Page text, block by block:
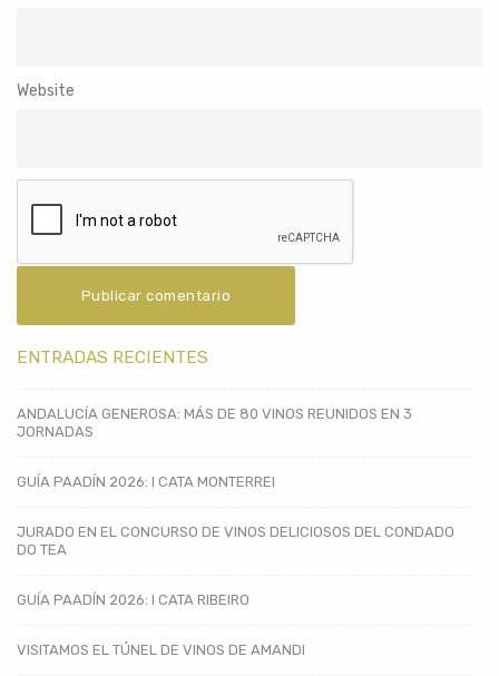
Website
ENTRADAS RECIENTES
ANDALUCÍA GENEROSA: MÁS DE 80 VINOS REUNIDOS EN 3
JORNADAS
GUÍA PAADÍN 2026: I CATA MONTERREI
JURADO EN EL CONCURSO DE VINOS DELICIOSOS DEL CONDADO
DO TEA
GUÍA PAADÍN 2026: I CATA RIBEIRO
VISITAMOS EL TÚNEL DE VINOS DE AMANDI